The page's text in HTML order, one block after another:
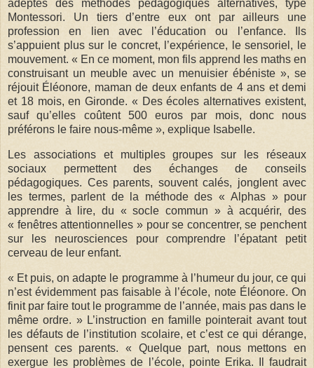
adeptes des méthodes pédagogiques alternatives, type
Montessori. Un tiers d’entre eux ont par ailleurs une
profession en lien avec l’éducation ou l’enfance. Ils
s’appuient plus sur le concret, l’expérience, le sensoriel, le
mouvement. « En ce moment, mon fils apprend les maths en
construisant un meuble avec un menuisier ébéniste », se
réjouit Éléonore, maman de deux enfants de 4 ans et demi
et 18 mois, en Gironde. « Des écoles alternatives existent,
sauf qu’elles coûtent 500 euros par mois, donc nous
préférons le faire nous-même », explique Isabelle.
Les associations et multiples groupes sur les réseaux
sociaux permettent des échanges de conseils
pédagogiques. Ces parents, souvent calés, jonglent avec
les termes, parlent de la méthode des « Alphas » pour
apprendre à lire, du « socle commun » à acquérir, des
« fenêtres attentionnelles » pour se concentrer, se penchent
sur les neurosciences pour comprendre l’épatant petit
cerveau de leur enfant.
« Et puis, on adapte le programme à l’humeur du jour, ce qui
n’est évidemment pas faisable à l’école, note Éléonore. On
finit par faire tout le programme de l’année, mais pas dans le
même ordre. » L’instruction en famille pointerait avant tout
les défauts de l’institution scolaire, et c’est ce qui dérange,
pensent ces parents. « Quelque part, nous mettons en
exergue les problèmes de l’école, pointe Erika. Il faudrait